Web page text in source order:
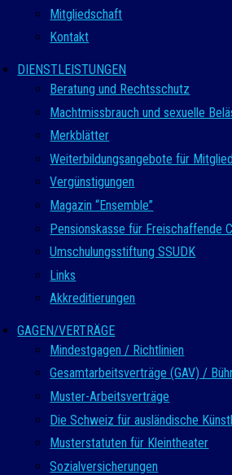
Mitgliedschaft
Kontakt
DIENSTLEISTUNGEN
Beratung und Rechtsschutz
Machtmissbrauch und sexuelle
Merkblätter
Weiterbildungsangebote für
Vergünstigungen
Magazin “Ensemble”
Pensionskasse für Freischaffende
Umschulungsstiftung SSUDK
Links
Akkreditierungen
GAGEN/VERTRÄGE
Mindestgagen / Richtlinien
Gesamtarbeitsverträge (GAV) /
Muster-Arbeitsverträge
Die Schweiz für ausländische
Musterstatuten für Kleintheater
Sozialversicherungen